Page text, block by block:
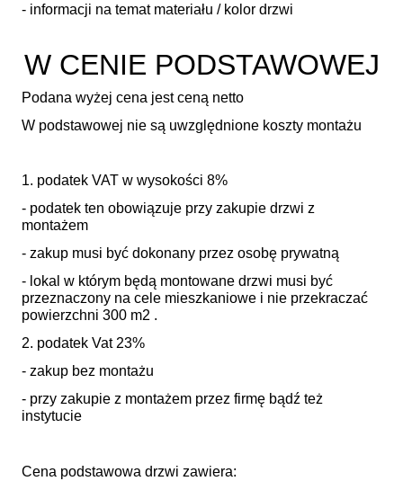
- informacji na temat materiału / kolor drzwi
W CENIE PODSTAWOWEJ
Podana wyżej cena jest ceną netto
W podstawowej nie są uwzględnione koszty montażu
1. podatek VAT w wysokości 8%
- podatek ten obowiązuje przy zakupie drzwi z
montażem
- zakup musi być dokonany przez osobę prywatną
- lokal w którym będą montowane drzwi musi być
przeznaczony na cele mieszkaniowe i nie przekraczać
powierzchni 300 m2 .
2. podatek Vat 23%
- zakup bez montażu
- przy zakupie z montażem przez firmę bądź też
instytucie
Cena podstawowa drzwi zawiera: